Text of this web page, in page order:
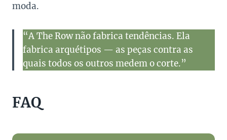
moda.
“A The Row não fabrica tendências. Ela
fabrica arquétipos — as peças contra as
quais todos os outros medem o corte.”
FAQ